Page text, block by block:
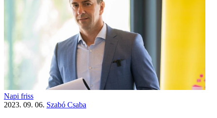
Napi friss
2023. 09. 06. Szabó Csaba